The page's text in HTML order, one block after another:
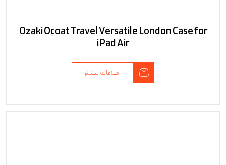
Ozaki Ocoat Travel Versatile London Case for
iPad Air
اطلاعات بیشتر